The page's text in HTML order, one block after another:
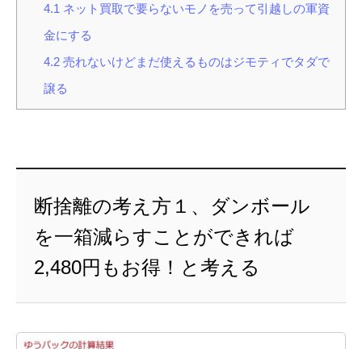
4.1 ネット買取で要らないモノを売って引越しの軍資
金にする
4.2売れないけどまだ使えるものはジモティでタダで
譲る
断捨離の考え方１、ダンボール
を一箱減らすことができれば
2,480円もお得！と考える